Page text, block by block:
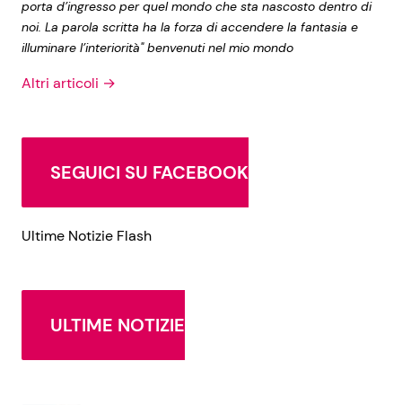
porta d’ingresso per quel mondo che sta nascosto dentro di
noi. La parola scritta ha la forza di accendere la fantasia e
illuminare l’interiorità" benvenuti nel mio mondo
Altri articoli →
SEGUICI SU FACEBOOK
Ultime Notizie Flash
ULTIME NOTIZIE